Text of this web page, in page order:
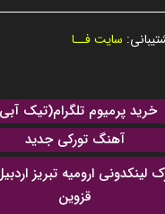
سایت فــا
خرید پرمیوم تلگرام(تیک
آهنگ تورکی جدید
لینکدونی ارومیه تبریز
قزوین